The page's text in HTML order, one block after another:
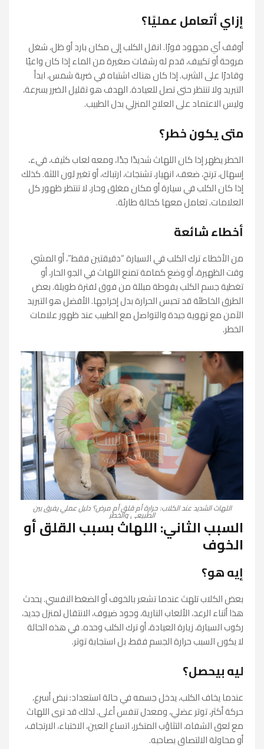
إزاي أتعامل عمليًا؟
أوقف أي مجهود فورًا. انقل الكلب إلى مكان بارد أو ظل، شغل
مروحة أو تكييف، قدم له رشفات صغيرة من الماء إذا كان واعيًا
وقادرًا على الشرب. إذا كان هناك اشتباه في ضربة شمس، ابدأ
التبريد ولا تنتظر حتى تصل للعيادة. الهدف هو تقليل الضرر بسرعة،
وليس الاعتماد على العلاج المنزلي بدل الطبيب.
متى يكون خطر؟
الخطر يظهر إذا كان اللهاث شديدًا جدًا، ومعه لعاب كثيف، قيء،
إسهال، ترنح، ضعف، انهيار، تشنجات، ارتباك، أو تغير لون اللثة. كذلك
إذا كان الكلب في سيارة أو مكان مغلق وحار، لا تنتظر ظهور كل
العلامات. تعامل معها كحالة طارئة.
أخطاء شائعة
من الأخطاء ترك الكلب في السيارة “دقيقتين فقط”، أو المشي
وقت الظهيرة، أو وضع كمامة تمنع اللهاث في الجو الحار، أو
تغطية جسم الكلب بفوطة مبللة من فوق لفترة طويلة. بعض
الطرق الخاطئة قد تحبس الحرارة بدل إخراجها. الأفضل هو التبريد
الآمن مع تهوية جيدة والتواصل مع الطبيب عند ظهور علامات
الخطر.
اللهاث الشديد عند الكلاب: حرارة أم قلق أم مرض؟ دليل عملي يفرق بين
الطبيعي والخطر
السبب الثاني: اللهاث بسبب القلق أو
الخوف
إيه هو؟
بعض الكلاب تلهث عندما تشعر بالخوف أو الضغط النفسي. يحدث
هذا أثناء الرعد، الألعاب النارية، وجود ضيوف، الانتقال لمنزل جديد،
ركوب السيارة، زيارة العيادة، أو ترك الكلب وحده. في هذه الحالة
لا يكون السبب حرارة الجسم فقط، بل استجابة توتر.
ليه بيحصل؟
عندما يخاف الكلب، يدخل جسمه في حالة استعداد: نبض أسرع،
حركة أكثر، توتر عضلي، ومعدل تنفس أعلى. لذلك قد ترى اللهاث
مع لعق الشفاه، التثاؤب المتكرر، اتساع العين، الاختباء، الارتجاف،
أو محاولة الالتصاق بصاحبه.